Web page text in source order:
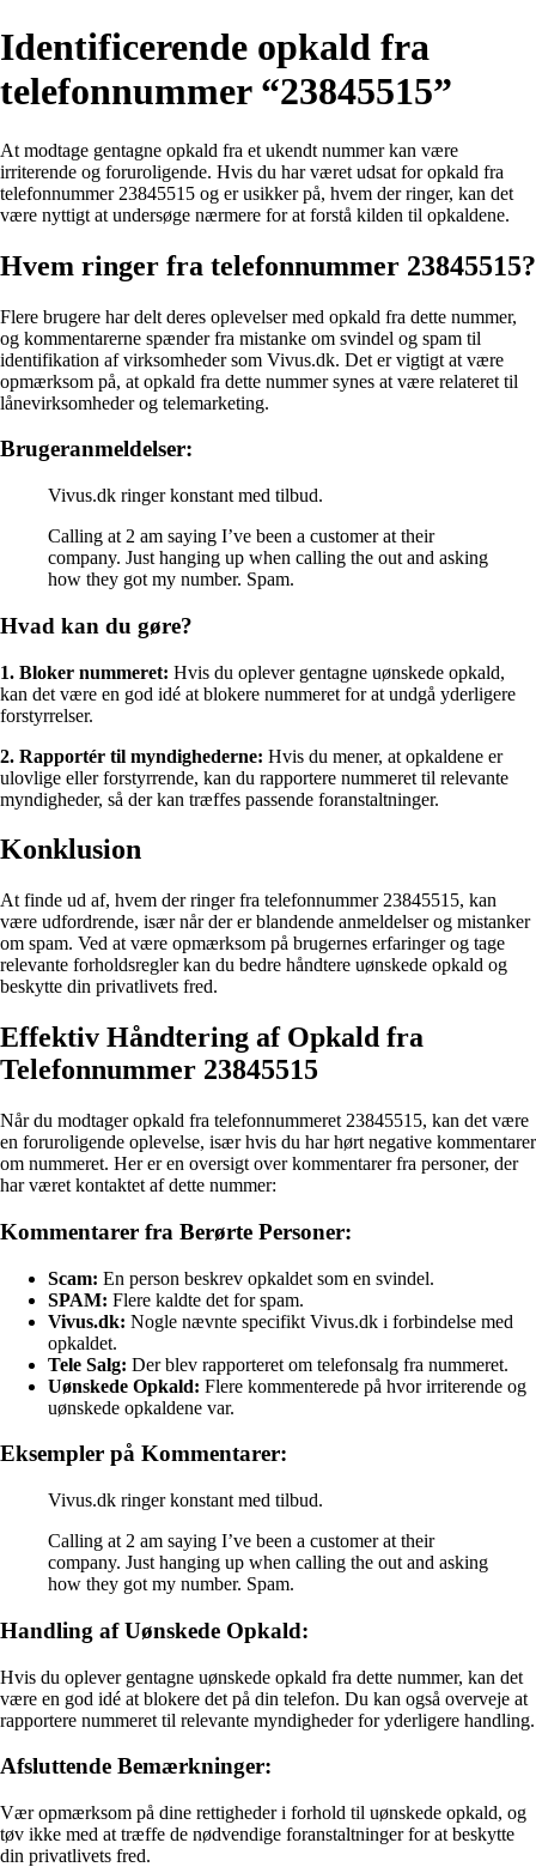
Identificerende opkald fra
telefonnummer “23845515”
At modtage gentagne opkald fra et ukendt nummer kan være
irriterende og foruroligende. Hvis du har været udsat for opkald fra
telefonnummer 23845515 og er usikker på, hvem der ringer, kan det
være nyttigt at undersøge nærmere for at forstå kilden til opkaldene.
Hvem ringer fra telefonnummer 23845515?
Flere brugere har delt deres oplevelser med opkald fra dette nummer,
og kommentarerne spænder fra mistanke om svindel og spam til
identifikation af virksomheder som Vivus.dk. Det er vigtigt at være
opmærksom på, at opkald fra dette nummer synes at være relateret til
lånevirksomheder og telemarketing.
Brugeranmeldelser:
Vivus.dk ringer konstant med tilbud.
Calling at 2 am saying I’ve been a customer at their
company. Just hanging up when calling the out and asking
how they got my number. Spam.
Hvad kan du gøre?
1. Bloker nummeret: Hvis du oplever gentagne uønskede opkald,
kan det være en god idé at blokere nummeret for at undgå yderligere
forstyrrelser.
2. Rapportér til myndighederne: Hvis du mener, at opkaldene er
ulovlige eller forstyrrende, kan du rapportere nummeret til relevante
myndigheder, så der kan træffes passende foranstaltninger.
Konklusion
At finde ud af, hvem der ringer fra telefonnummer 23845515, kan
være udfordrende, især når der er blandende anmeldelser og mistanker
om spam. Ved at være opmærksom på brugernes erfaringer og tage
relevante forholdsregler kan du bedre håndtere uønskede opkald og
beskytte din privatlivets fred.
Effektiv Håndtering af Opkald fra
Telefonnummer 23845515
Når du modtager opkald fra telefonnummeret 23845515, kan det være
en foruroligende oplevelse, især hvis du har hørt negative kommentarer
om nummeret. Her er en oversigt over kommentarer fra personer, der
har været kontaktet af dette nummer:
Kommentarer fra Berørte Personer:
Scam: En person beskrev opkaldet som en svindel.
SPAM: Flere kaldte det for spam.
Vivus.dk: Nogle nævnte specifikt Vivus.dk i forbindelse med
opkaldet.
Tele Salg: Der blev rapporteret om telefonsalg fra nummeret.
Uønskede Opkald: Flere kommenterede på hvor irriterende og
uønskede opkaldene var.
Eksempler på Kommentarer:
Vivus.dk ringer konstant med tilbud.
Calling at 2 am saying I’ve been a customer at their
company. Just hanging up when calling the out and asking
how they got my number. Spam.
Handling af Uønskede Opkald:
Hvis du oplever gentagne uønskede opkald fra dette nummer, kan det
være en god idé at blokere det på din telefon. Du kan også overveje at
rapportere nummeret til relevante myndigheder for yderligere handling.
Afsluttende Bemærkninger:
Vær opmærksom på dine rettigheder i forhold til uønskede opkald, og
tøv ikke med at træffe de nødvendige foranstaltninger for at beskytte
din privatlivets fred.